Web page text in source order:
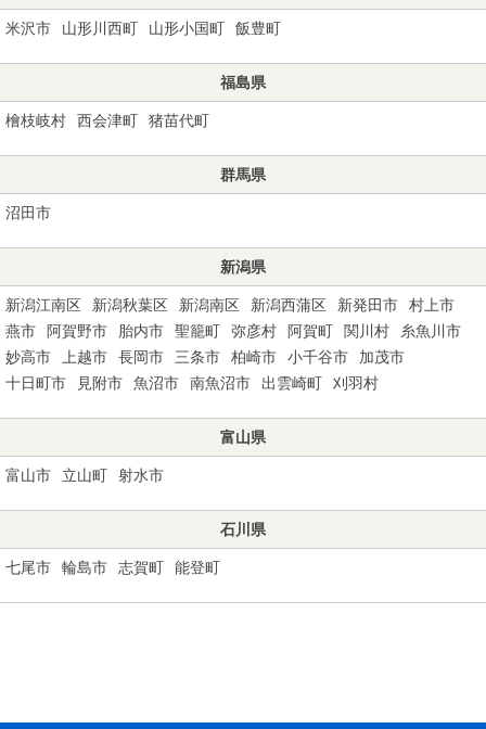
米沢市 山形川西町 山形小国町 飯豊町
福島県
檜枝岐村 西会津町 猪苗代町
群馬県
沼田市
新潟県
新潟江南区 新潟秋葉区 新潟南区 新潟西蒲区 新発田市
村上市
燕市
阿賀野市 胎内市 聖籠町 弥彦村 阿賀町 関川村
糸魚川市
妙高市
上越市 長岡市 三条市 柏崎市 小千谷市
加茂市
十日町市
見附市 魚沼市 南魚沼市 出雲崎町 刈羽村
富山県
富山市 立山町 射水市
石川県
七尾市 輪島市 志賀町 能登町